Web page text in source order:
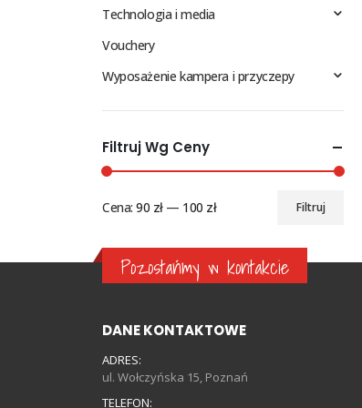
Technologia i media
Vouchery
Wyposażenie kampera i przyczepy
Filtruj Wg Ceny
min
max
Filtruj
Cena:90 zł— 100 zł
Pozostańmy w kontakcie
DANE KONTAKTOWE
ADRES:
ul. Wołczyńska 15, Poznań
TELEFON: